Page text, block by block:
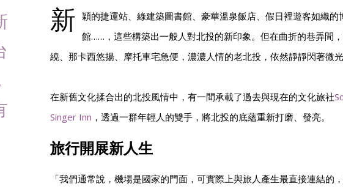
新 穎的捷運站、綠建築圖書館、豪華溫泉飯店、假日裡遊客如織的
館……，這些構築出一般人對北投的新印象。但在曲折的巷弄間
繞、那卡西悠揚、摩托車宅急便，濃濃人情的老北投，依然靜靜閃著微光
在新舊文化揉合出的北投風情中，有一間承載了過去與現在的文化旅社
Singer Inn ，透過一群年輕人的雙手，將北投的底蘊重新打磨、發亮。
旅行開展新人生
「我們通常說，機場是國家的門面，可實際上與旅人產生最直接連結的